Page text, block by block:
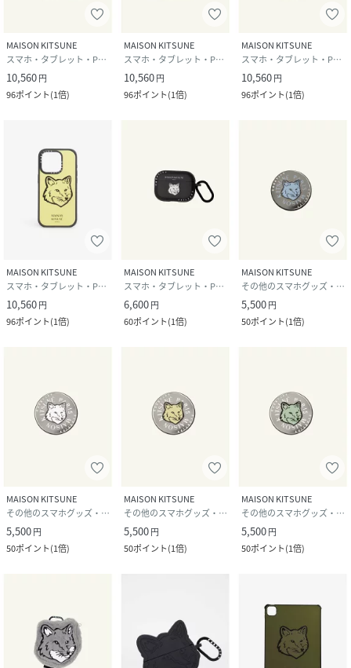
MAISON KITSUNE
スマホ・タブレット・PCケース/カバー
10,560円
96ポイント(1倍)
MAISON KITSUNE
スマホ・タブレット・PCケース/カバー
10,560円
96ポイント(1倍)
MAISON KITSUNE
スマホ・タブレット・PCケース/カバー
10,560円
96ポイント(1倍)
MAISON KITSUNE
スマホ・タブレット・PCケース/カバー
10,560円
96ポイント(1倍)
MAISON KITSUNE
スマホ・タブレット・PCケース/カバー
6,600円
60ポイント(1倍)
MAISON KITSUNE
その他のスマホグッズ・オーディオ機器
5,500円
50ポイント(1倍)
MAISON KITSUNE
その他のスマホグッズ・オーディオ機器
5,500円
50ポイント(1倍)
MAISON KITSUNE
その他のスマホグッズ・オーディオ機器
5,500円
50ポイント(1倍)
MAISON KITSUNE
その他のスマホグッズ・オーディオ機器
5,500円
50ポイント(1倍)